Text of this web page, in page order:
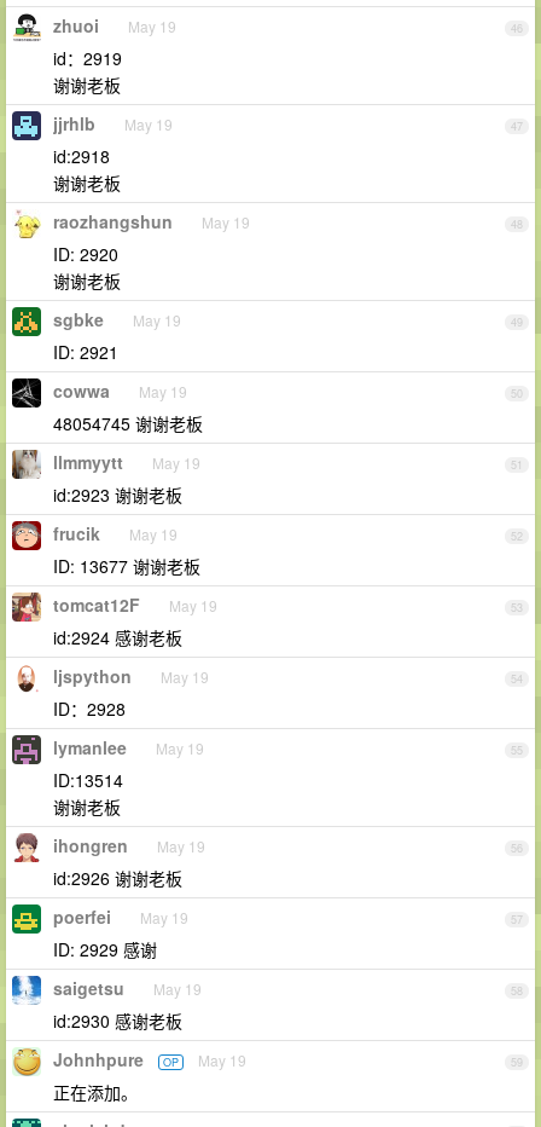
46
zhuoi May 19
id：2919
谢谢老板
47
jjrhlb May 19
id:2918
谢谢老板
48
raozhangshun May 19
ID: 2920
谢谢老板
49
sgbke May 19
ID: 2921
50
cowwa May 19
48054745 谢谢老板
51
llmmyytt May 19
id:2923 谢谢老板
52
frucik May 19
ID: 13677 谢谢老板
53
tomcat12F May 19
id:2924 感谢老板
54
ljspython May 19
ID：2928
55
lymanlee May 19
ID:13514
谢谢老板
56
ihongren May 19
id:2926 谢谢老板
57
poerfei May 19
ID: 2929 感谢
58
saigetsu May 19
id:2930 感谢老板
59
Johnhpure OP May 19
正在添加。